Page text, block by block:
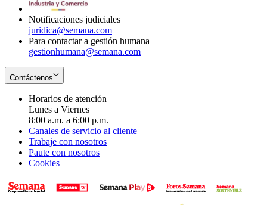
Notificaciones judiciales
juridica@semana.com
Para contactar a gestión humana
gestionhumana@semana.com
Contáctenos
Horarios de atención
Lunes a Viernes
8:00 a.m. a 6:00 p.m.
Canales de servicio al cliente
Trabaje con nosotros
Paute con nosotros
Cookies